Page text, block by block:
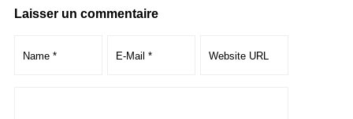
Laisser un commentaire